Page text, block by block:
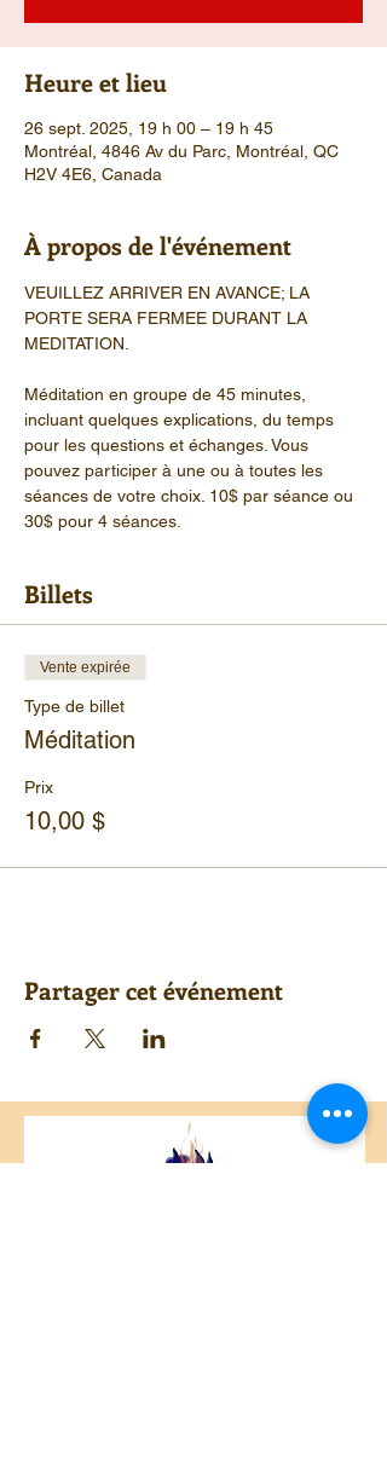
Heure et lieu
26 sept. 2025, 19 h 00 – 19 h 45
Montréal, 4846 Av du Parc, Montréal, QC
H2V 4E6, Canada
À propos de l'événement
VEUILLEZ ARRIVER EN AVANCE; LA
PORTE SERA FERMEE DURANT LA
MEDITATION.
Méditation en groupe de 45 minutes,
incluant quelques explications, du temps
pour les questions et échanges. Vous
pouvez participer à une ou à toutes les
séances de votre choix. 10$ par séance ou
30$ pour 4 séances.
Billets
Vente expirée
Type de billet
Méditation
Prix
10,00 $
Partager cet événement